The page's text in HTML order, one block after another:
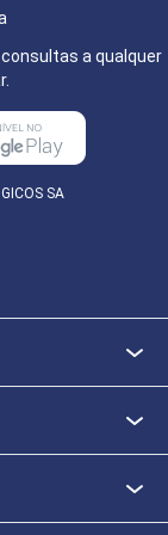
a qualquer
SA